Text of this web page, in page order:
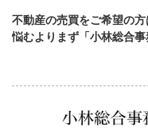
不動産の売買をご希望の方
悩むよりまず「小林総合